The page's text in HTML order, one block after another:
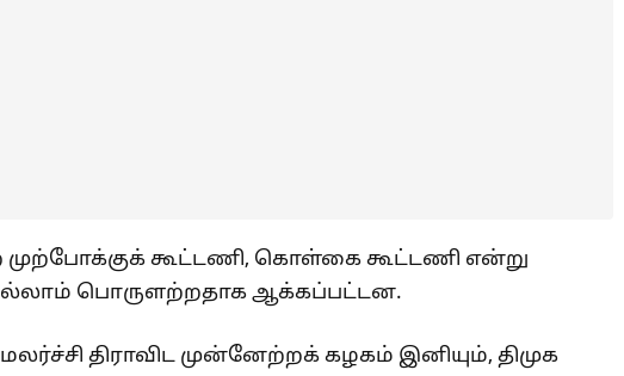
கூட்டணி, கொள்கை கூட்டணி என்று
பொருளற்றதாக ஆக்கப்பட்டன.
திராவிட முன்னேற்றக் கழகம் இனியும், திமுக